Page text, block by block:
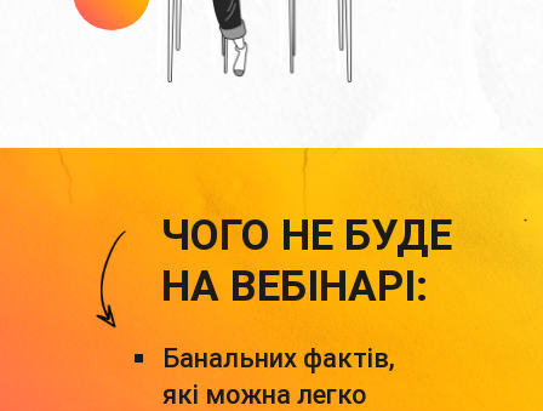
ЧОГО НЕ БУДЕ
НА ВЕБІНАРІ:
Банальних фактів,
які можна легко